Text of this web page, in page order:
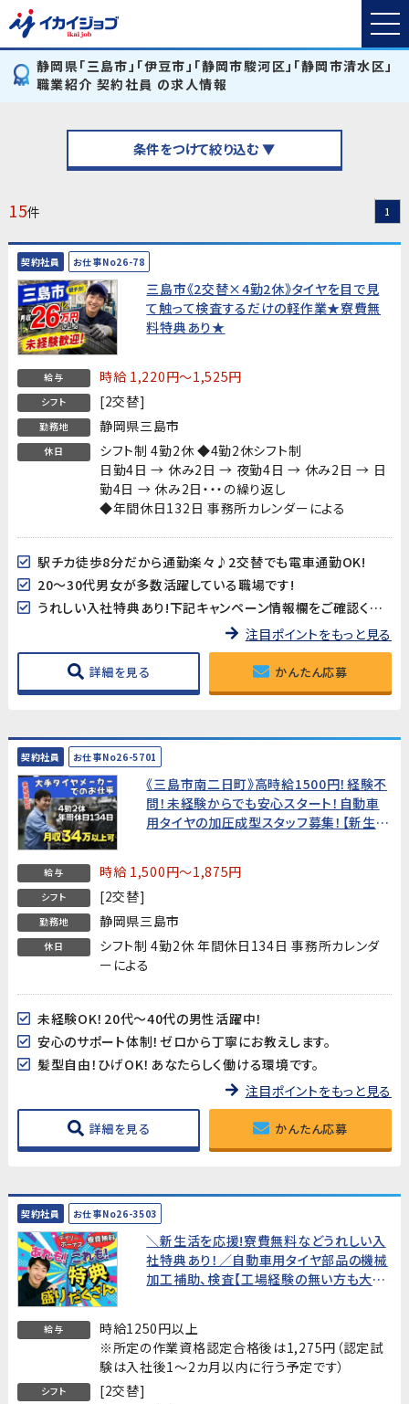
静岡県「三島市」「伊豆市」「静岡市駿河区」「静岡市清水区」
職業紹介 契約社員 の求人情報
条件をつけて絞り込む ▼
15件 1
契約社員 お仕事No26-78
三島市《2交替×4勤2休》タイヤを目で見
て触って検査するだけの軽作業★寮費無
料特典あり★
給与 時給 1,220円～1,525円
シフト [2交替]
勤務地 静岡県三島市
休日
シフト制 4勤2休 ◆4勤2休シフト制
日勤4日 → 休み2日 → 夜勤4日 → 休み2日 → 日
勤4日 → 休み2日・・・の繰り返し
◆年間休日132日 事務所カレンダーによる
駅チカ徒歩8分だから通勤楽々♪2交替でも電車通勤OK!
20～30代男女が多数活躍している職場です!
うれしい入社特典あり!下記キャンペーン情報欄をご確認ください
注目ポイントをもっと見る
詳細を見る かんたん応募
契約社員 お仕事No26-5701
《三島市南二日町》高時給1500円！経験不
問！未経験からでも安心スタート！自動車
用タイヤの加圧成型スタッフ募集！【新生活
給与 時給 1,500円～1,875円
シフト [2交替]
勤務地 静岡県三島市
休日
シフト制 4勤2休 年間休日134日 事務所カレンダ
ーによる
未経験OK！20代～40代の男性活躍中！
安心のサポート体制！ゼロから丁寧にお教えします。
髪型自由！ひげOK！あなたらしく働ける環境です。
注目ポイントをもっと見る
詳細を見る かんたん応募
契約社員 お仕事No26-3503
＼新生活を応援!寮費無料などうれしい入
社特典あり！／自動車用タイヤ部品の機械
加工補助、検査【工場経験の無い方も大歓
給与
時給1250円以上
※所定の作業資格認定合格後は1,275円（認定試
験は入社後1～2カ月以内に行う予定です）
シフト [2交替]